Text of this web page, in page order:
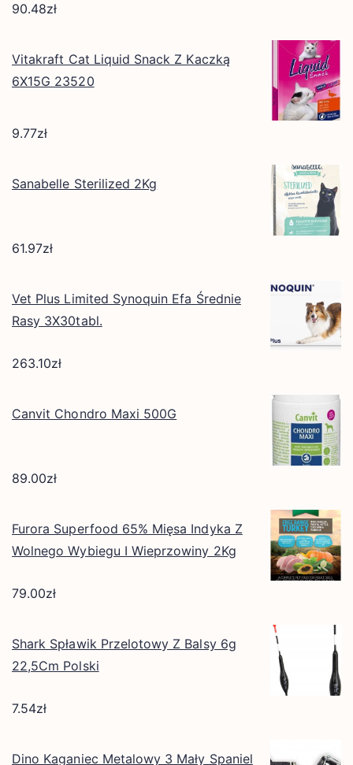
90.48zł
Vitakraft Cat Liquid Snack Z Kaczką
6X15G 23520
9.77zł
Sanabelle Sterilized 2Kg
61.97zł
Vet Plus Limited Synoquin Efa Średnie
Rasy 3X30tabl.
263.10zł
Canvit Chondro Maxi 500G
89.00zł
Furora Superfood 65% Mięsa Indyka Z
Wolnego Wybiegu I Wieprzowiny 2Kg
79.00zł
Shark Spławik Przelotowy Z Balsy 6g
22,5Cm Polski
7.54zł
Dino Kaganiec Metalowy 3 Mały Spaniel